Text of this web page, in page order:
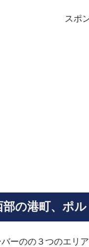
スポ
の港町、ポ
ーのの３つのエリ